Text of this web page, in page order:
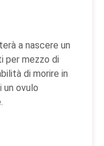
a nascere un
per mezzo di
di morire in
un ovulo